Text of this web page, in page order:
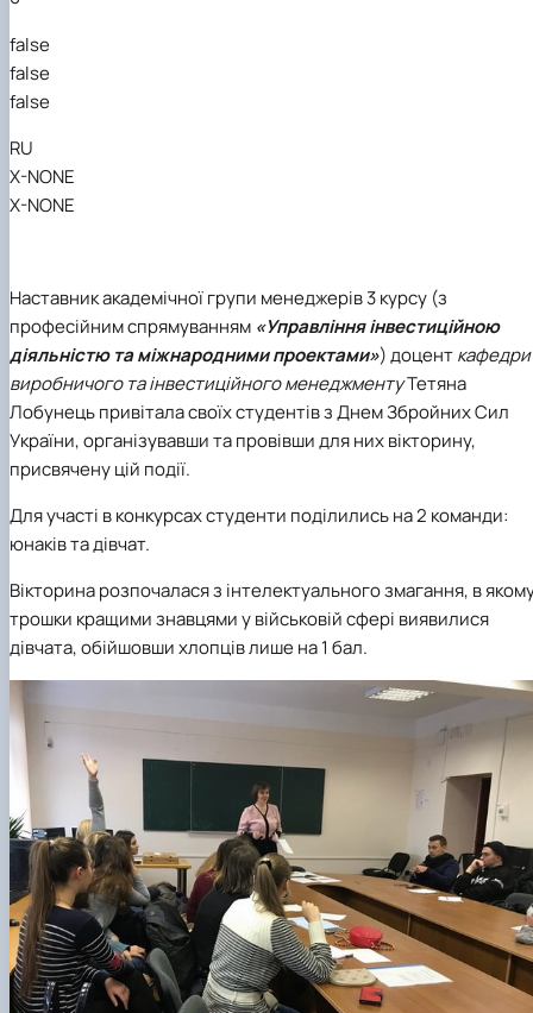
false
false
false
RU
X-NONE
X-NONE
Наставник академічної групи менеджерів 3 курсу (з
професійним спрямуванням «Управління інвестиційною
діяльністю та міжнародними проектами») доценткафедри
виробничого та інвестиційного менеджментуТетяна
Лобунець привітала своїх студентів з Днем Збройних Сил
України, організувавши та провівши для них вікторину,
присвячену цій події.
Для участі в конкурсах студенти поділились на 2 команди:
юнаків та дівчат.
Вікторина розпочалася з інтелектуального змагання, в
трошки кращими знавцями у військовій сфері виявилися
дівчата, обійшовши хлопців лише на 1 бал.